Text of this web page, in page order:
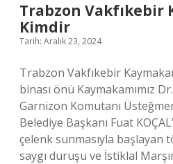
Trabzon Vakfıkebir
Kimdir
Tarih: Aralık 23, 2024
Trabzon Vakfıkebir
binası önü Kaymakamımız
Garnizon Komutanı
Belediye Başkanı Fuat
çelenk sunmasıyla başlayan
saygı duruşu ve İstiklal